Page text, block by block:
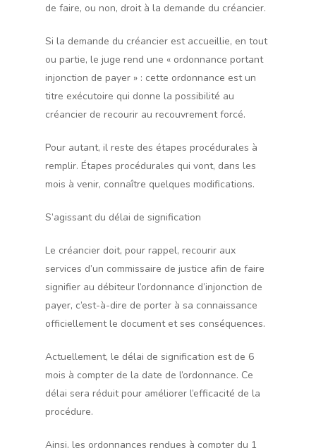
de faire, ou non, droit à la demande du créancier.
Si la demande du créancier est accueillie, en tout
ou partie, le juge rend une « ordonnance portant
injonction de payer » : cette ordonnance est un
titre exécutoire qui donne la possibilité au
créancier de recourir au recouvrement forcé.
Pour autant, il reste des étapes procédurales à
remplir. Étapes procédurales qui vont, dans les
mois à venir, connaître quelques modifications.
S’agissant du délai de signification
Le créancier doit, pour rappel, recourir aux
services d’un commissaire de justice afin de faire
signifier au débiteur l’ordonnance d’injonction de
payer, c’est-à-dire de porter à sa connaissance
officiellement le document et ses conséquences.
Actuellement, le délai de signification est de 6
mois à compter de la date de l’ordonnance. Ce
délai sera réduit pour améliorer l’efficacité de la
procédure.
Ainsi, les ordonnances rendues à compter du 1